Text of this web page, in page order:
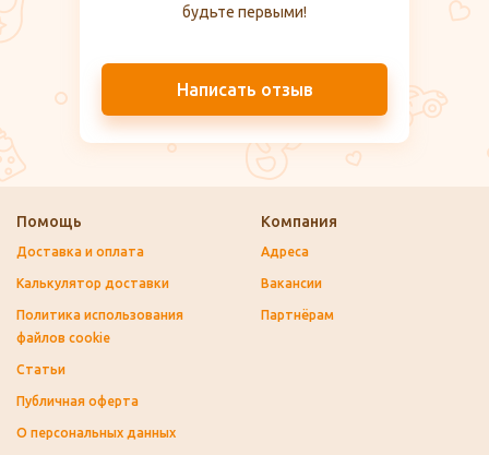
будьте первыми!
Написать отзыв
Помощь
Доставка и оплата
Калькулятор доставки
Политика использования
файлов cookie
Статьи
Публичная оферта
О персональных данных
Компания
Адреса
Вакансии
Партнёрам